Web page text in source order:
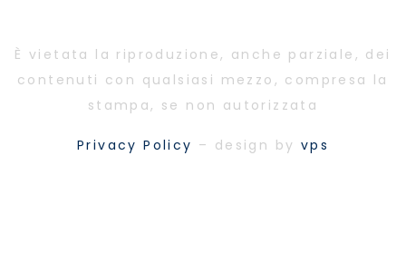
È vietata la riproduzione, anche parziale, dei
contenuti con qualsiasi mezzo, compresa la
stampa, se non autorizzata
Privacy Policy – design by vps